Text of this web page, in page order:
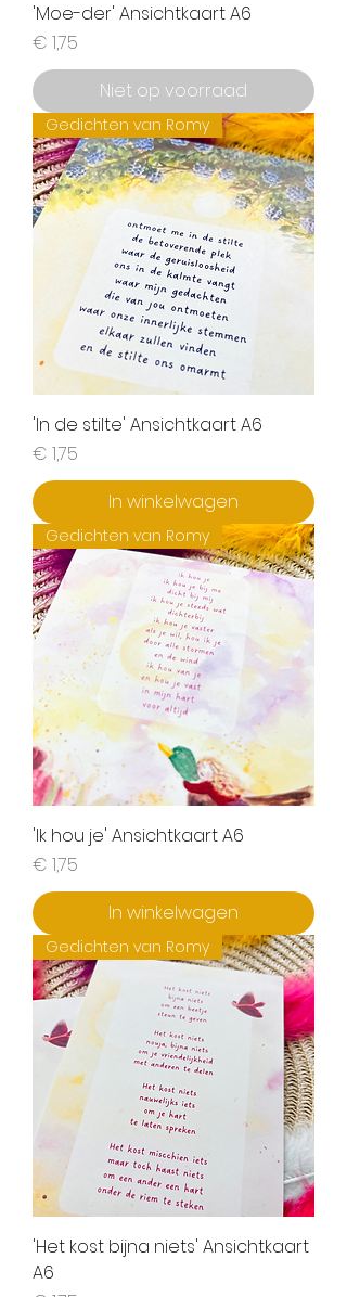
'Moe-der' Ansichtkaart A6
Prijs
€ 1,75
Niet op voorraad
Gedichten van Romy
'In de stilte' Ansichtkaart A6
Prijs
€ 1,75
In winkelwagen
Gedichten van Romy
'Ik hou je' Ansichtkaart A6
Prijs
€ 1,75
In winkelwagen
Gedichten van Romy
'Het kost bijna niets' Ansichtkaart
A6